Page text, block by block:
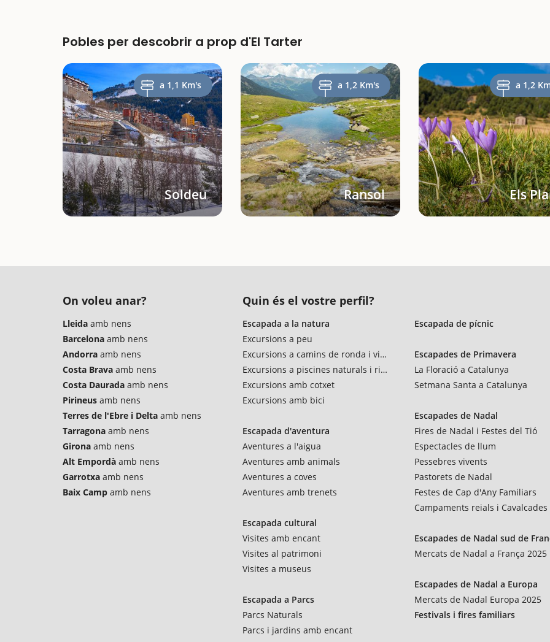
Pobles per descobrir a prop d'El Tarter
a 1,1 Km's
Soldeu
a 1,2 Km's
Ransol
a 1,2
Els
On voleu anar?
Lleida amb nens
Barcelona amb nens
Andorra amb nens
Costa Brava amb nens
Costa Daurada amb nens
Pirineus amb nens
Terres de l'Ebre i Delta amb nens
Tarragona amb nens
Girona amb nens
Alt Empordà amb nens
Garrotxa amb nens
Baix Camp amb nens
Quin és el vostre perfil?
Escapada a la natura
Excursions a peu
Excursions a camins de ronda i vies verdes
Excursions a piscines naturals i rius
Excursions amb cotxet
Excursions amb bici
Escapada d'aventura
Aventures a l'aigua
Aventures amb animals
Aventures a coves
Aventures amb trenets
Escapada cultural
Visites amb encant
Visites al patrimoni
Visites a museus
Escapada a Parcs
Parcs Naturals
Parcs i jardins amb encant
Escapada de pícnic
Escapades de Primavera
La Floració a Catalunya
Setmana Santa a Catalunya
Escapades de Nadal
Fires de Nadal i Festes del Tió
Espectacles de llum
Pessebres vivents
Pastorets de Nadal
Festes de Cap d'Any Familiars
Campaments reials i Cavalcades
Escapades de Nadal sud de
Mercats de Nadal a França 2025
Escapades de Nadal a Europa
Mercats de Nadal Europa 2025
Festivals i fires familiars